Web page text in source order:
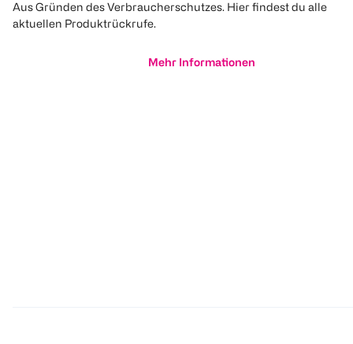
Aus Gründen des Verbraucherschutzes. Hier findest du alle
aktuellen Produktrückrufe.
Mehr Informationen